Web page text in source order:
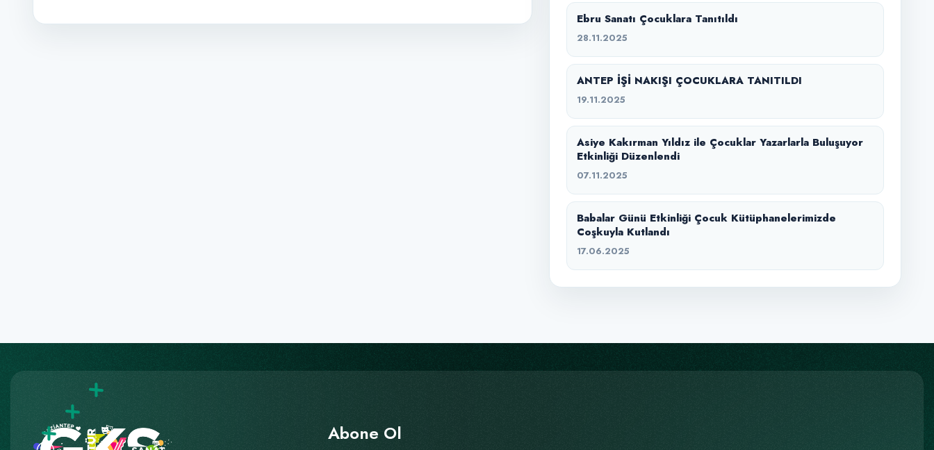
Ebru Sanatı Çocuklara Tanıtıldı
28.11.2025
ANTEP İŞİ NAKIŞI ÇOCUKLARA TANITILDI
19.11.2025
Asiye Kakırman Yıldız ile Çocuklar Yazarlarla Buluşuyor
Etkinliği Düzenlendi
07.11.2025
Babalar Günü Etkinliği Çocuk Kütüphanelerimizde
Coşkuyla Kutlandı
17.06.2025
Abone Ol